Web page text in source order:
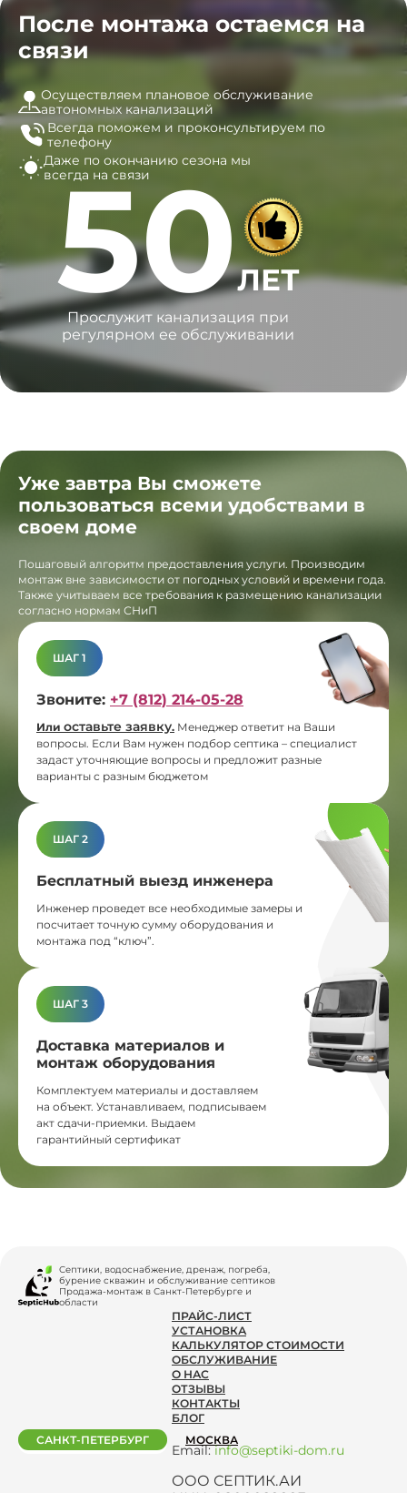
После монтажа остаемся на
связи
Осуществляем плановое обслуживание
автономных канализаций
Всегда поможем и проконсультируем по
телефону
Даже по окончанию сезона мы
всегда на связи
50ЛЕТ
Прослужит канализация при
регулярном ее обслуживании
Уже завтра Вы сможете
пользоваться всеми удобствами в
своем доме
Пошаговый алгоритм предоставления услуги. Производим
монтаж вне зависимости от погодных условий и времени года.
Также учитываем все требования к размещению канализации
согласно нормам СНиП
ШАГ 1
Звоните: +7 (812) 214-05-28
Или оставьте заявку. Менеджер ответит на Ваши
вопросы. Если Вам нужен подбор септика – специалист
задаст уточняющие вопросы и предложит разные
варианты с разным бюджетом
ШАГ 2
Бесплатный выезд инженера
Инженер проведет все необходимые замеры и
посчитает точную сумму оборудования и
монтажа под “ключ”.
ШАГ 3
Доставка материалов и
монтаж оборудования
Комплектуем материалы и доставляем
на объект. Устанавливаем, подписываем
акт сдачи-приемки. Выдаем
гарантийный сертификат
Септики, водоснабжение, дренаж, погреба,
бурение скважин и обслуживание септиков
Продажа-монтаж в Санкт-Петербурге и
области
ПРАЙС-ЛИСТ
УСТАНОВКА
КАЛЬКУЛЯТОР СТОИМОСТИ
ОБСЛУЖИВАНИЕ
О НАС
ОТЗЫВЫ
КОНТАКТЫ
БЛОГ
Email:info@septiki-dom.ru
ООО СЕПТИК.АИ
САНКТ-ПЕТЕРБУРГ МОСКВА